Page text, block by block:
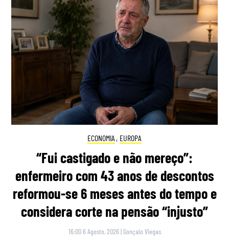
ECONOMIA , EUROPA
“Fui castigado e não mereço”:
enfermeiro com 43 anos de descontos
reformou-se 6 meses antes do tempo e
considera corte na pensão “injusto”
16:00 6 Agosto, 2026 | Gonçalo Viegas